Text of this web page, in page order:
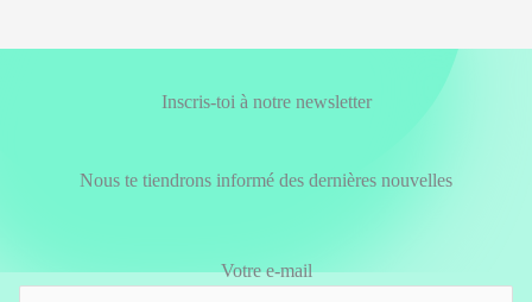
Inscris-toi à notre newsletter
Nous te tiendrons informé des dernières nouvelles
Votre e-mail